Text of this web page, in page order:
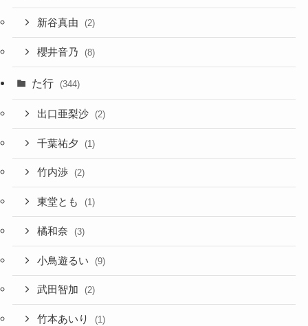
新谷真由 (2)
櫻井音乃 (8)
た行 (344)
出口亜梨沙 (2)
千葉祐夕 (1)
竹内渉 (2)
東堂とも (1)
橘和奈 (3)
小鳥遊るい (9)
武田智加 (2)
竹本あいり (1)